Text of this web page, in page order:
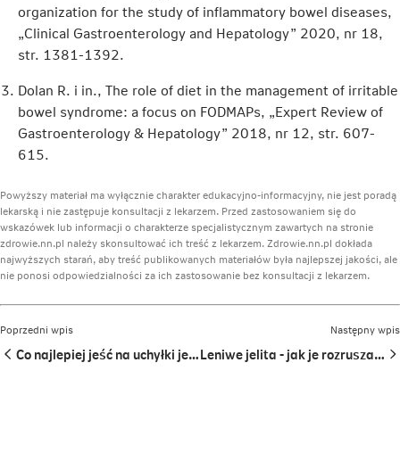
organization for the study of inflammatory bowel diseases,
„Clinical Gastroenterology and Hepatology” 2020, nr 18,
str. 1381-1392.
Dolan R. i in., The role of diet in the management of irritable
bowel syndrome: a focus on FODMAPs, „Expert Review of
Gastroenterology & Hepatology” 2018, nr 12, str. 607-
615.
Powyższy materiał ma wyłącznie charakter edukacyjno-informacyjny, nie jest poradą
lekarską i nie zastępuje konsultacji z lekarzem. Przed zastosowaniem się do
wskazówek lub informacji o charakterze specjalistycznym zawartych na stronie
zdrowie.nn.pl należy skonsultować ich treść z lekarzem. Zdrowie.nn.pl dokłada
najwyższych starań, aby treść publikowanych materiałów była najlepszej jakości, ale
nie ponosi odpowiedzialności za ich zastosowanie bez konsultacji z lekarzem.
Poprzedni wpis
Co najlepiej jeść na uchyłki jelita grubego?
Następny wpis
Leniwe jelita - jak je rozruszać? Dieta, ćwiczenia